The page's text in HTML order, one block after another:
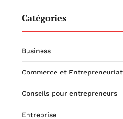
Catégories
Business
Commerce et Entrepreneuriat
Conseils pour entrepreneurs
Entreprise